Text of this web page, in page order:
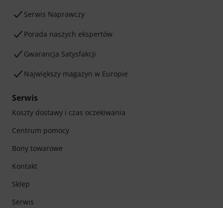
Serwis Naprawczy
Porada naszych ekspertów
Gwarancja Satysfakcji
Największy magazyn w Europie
Serwis
Koszty dostawy i czas oczekiwania
Centrum pomocy
Bony towarowe
Kontakt
Sklep
Serwis